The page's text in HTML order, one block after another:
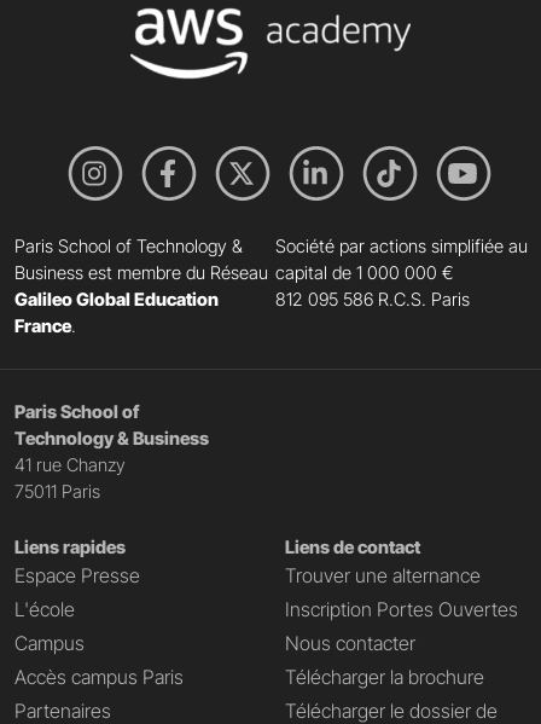
Paris School of Technology &
Business est membre du Réseau
Galileo Global Education
France.
Société par actions simplifiée au
capital de 1 000 000 €
812 095 586 R.C.S. Paris
Paris School of
Technology & Business
41 rue Chanzy
75011 Paris
Liens rapides
Espace Presse
L'école
Campus
Accès campus Paris
Partenaires
Liens de contact
Trouver une alternance
Inscription Portes Ouvertes
Nous contacter
Télécharger la brochure
Télécharger le dossier de